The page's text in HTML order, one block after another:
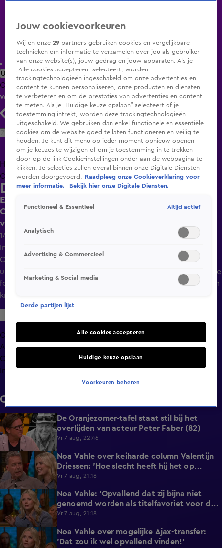
Uitzending Gemist Populaire programma's Zenders Genres
ClipsFilmsRadioSmart TV inlogShop
Volg KIJK
Zoeken
HomeUitzending Gemist Programma's De Bondgenoten
OranjezomerLivestreamsShop
De Oranjezomer
Eveline Stallaart krijgt vragen van De
Oranjezomer-publiek: 'Heel vaak is het voor een
vriend!'
14 aug 2024, 21:32
In Heineken Bar Stories, een online rubriek van De
Oranjezomer, praat Hélène Hendriks na afloop van de
uitzending nog even na met Eveline Stallaart, die veel op de
foto moet met het publiek en daarbij ook de nodige vragen
krijgt.
Overzicht
Afleveringen
Clips
Info
Clips
0:13
De Oranjezomer-tafel staat stil bij het
overlijden van acteur Peter Faber (82)
Vr 7 aug, 22:46
2:25
Noa Vahle over keiharde column Valentijn
Driessen: 'Hoe slecht heeft hij het op
vakantie?!'
Vr 7 aug, 21:18
3:24
Noa Vahle: 'Opvallend dat zij bijna niet
genoemd worden als titelfavoriet voor de
Eredivisie!'
Vr 7 aug, 21:18
0:49
Noa Vahle over mogelijke Ajax-transfer:
'Dat zou ik wel opvallend vinden!'
Jouw cookievoorkeuren
Wij en onze29 partners gebruiken cookies en vergelijkbare
technieken om informatie te verzamelen over jou als gebruiker
van onze website(s), jouw gedrag en jouw apparaten. Als je
„Alle cookies accepteren” selecteert, worden
trackingtechnologieën ingeschakeld om onze advertenties en
content te kunnen personaliseren, onze producten en diensten
te verbeteren en om de prestaties van advertenties en content
te meten. Als je „Huidige keuze opslaan” selecteert of je
toestemming intrekt, worden deze trackingtechnologieën
uitgeschakeld. We gebruiken dan enkel functionele en essentiële
cookies om de website goed te laten functioneren en veilig te
houden. Je kunt dit menu op ieder moment opnieuw openen
om je keuzes te wijzigen of om je toestemming in te trekken
door op de link Cookie-instellingen onder aan de webpagina te
klikken. Je selecties zullen overal binnen onze Digitale Diensten
worden doorgevoerd.
Raadpleeg onze Cookieverklaring voor
meer informatie.
Bekijk hier onze Digitale Diensten.
Functioneel & Essentieel Altijd actief
Analytisch
Advertising & Commercieel
Marketing & Social media
Derde partijen lijst
Alle cookies accepteren
Huidige keuze opslaan
Voorkeuren beheren